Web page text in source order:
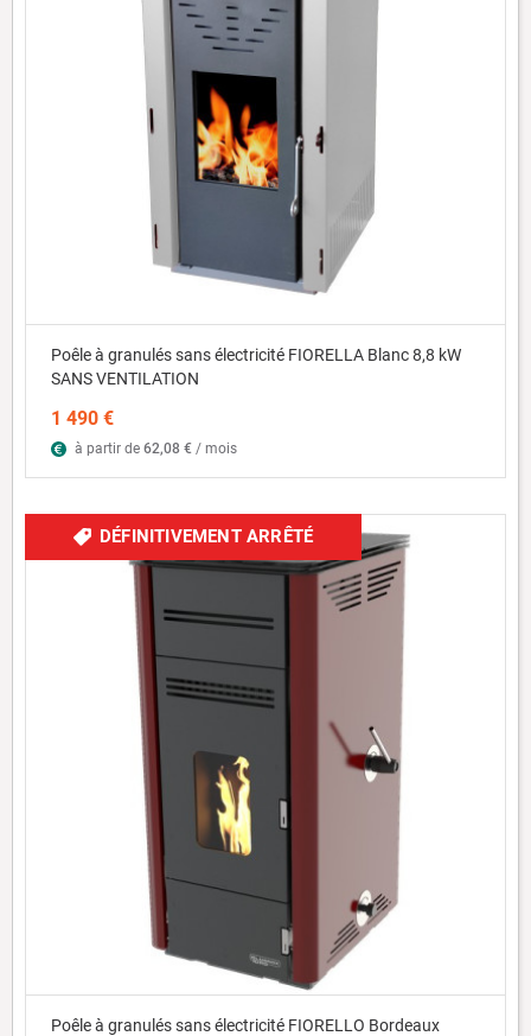
Poêle à granulés sans électricité FIORELLA Blanc 8,8 kW
SANS VENTILATION
1 490 €
à partir de 62,08 € / mois
DÉFINITIVEMENT ARRÊTÉ
Poêle à granulés sans électricité FIORELLO Bordeaux